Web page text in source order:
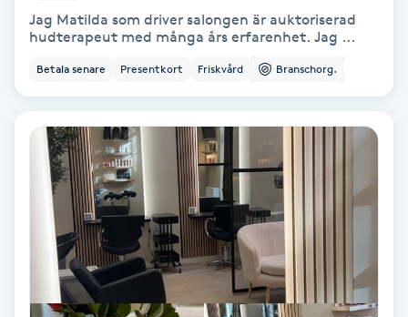
Nagelvård
Naglar borttagning
Naglar reparation
Jag Matilda som driver salongen är auktoriserad
hudterapeut med många års erfarenhet. Jag ...
Betala senare Presentkort Friskvård Branschorg.